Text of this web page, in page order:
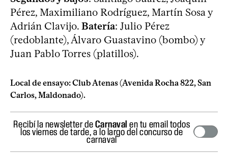
Pérez, Maximiliano Rodríguez, Martín Sosa y
Adrián Clavijo. Batería: Julio Pérez
(redoblante), Álvaro Guastavino (bombo) y
Juan Pablo Torres (platillos).
Local de ensayo: Club Atenas (Avenida Rocha 822, San
Carlos, Maldonado).
Recibí la newsletter deCarnaval en tu email todos
los viernes de tarde, a lo largo del concurso de
carnaval